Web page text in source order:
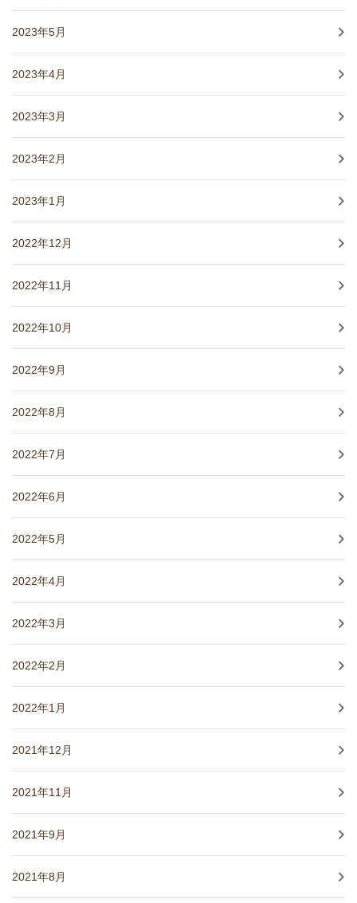
2023年5月
2023年4月
2023年3月
2023年2月
2023年1月
2022年12月
2022年11月
2022年10月
2022年9月
2022年8月
2022年7月
2022年6月
2022年5月
2022年4月
2022年3月
2022年2月
2022年1月
2021年12月
2021年11月
2021年9月
2021年8月